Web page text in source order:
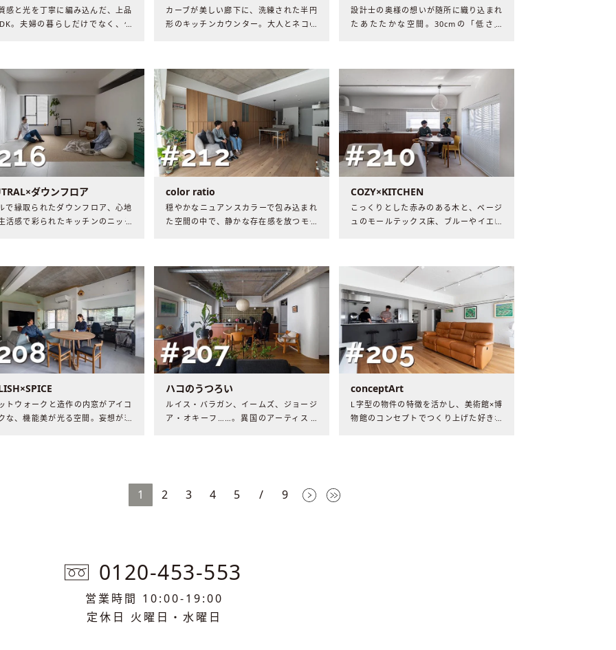
感と光を丁寧に編み込んだ、上品
。夫婦の暮らしだけでなく、仕
カーブが美しい廊下に、洗練された半円
形のキッチンカウンター。大人とネコの
設計士の奥様の想いが随所に織り込まれ
たあたたかな空間。30cmの「低さ」
ダウンフロア
で縁取られたダウンフロア、心地
活感で彩られたキッチンのニッチ
color ratio
穏やかなニュアンスカラーで包み込まれ
た空間の中で、静かな存在感を放つモク
COZY×KITCHEN
こっくりとした赤みのある木と、ベージ
ュのモールテックス床、ブルーやイエロ
愛が詰まっていました。
トウォークと造作の内窓がアイコ
な、機能美が光る空間。妄想が現
ハコのうつろい
ルイス・バラガン、イームズ、ジョージ
ア・オキーフ……。異国のアーティスト
conceptArt
L字型の物件の特徴を活かし、美術館×博
物館のコンセプトでつくり上げた好きな
1 2 3 4 5 / 9
0120-453-553
営業時間 10:00-19:00
定休日 火曜日・水曜日